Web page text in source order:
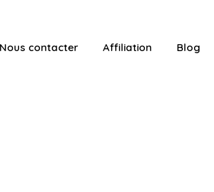
Nous contacter Affiliation Blog